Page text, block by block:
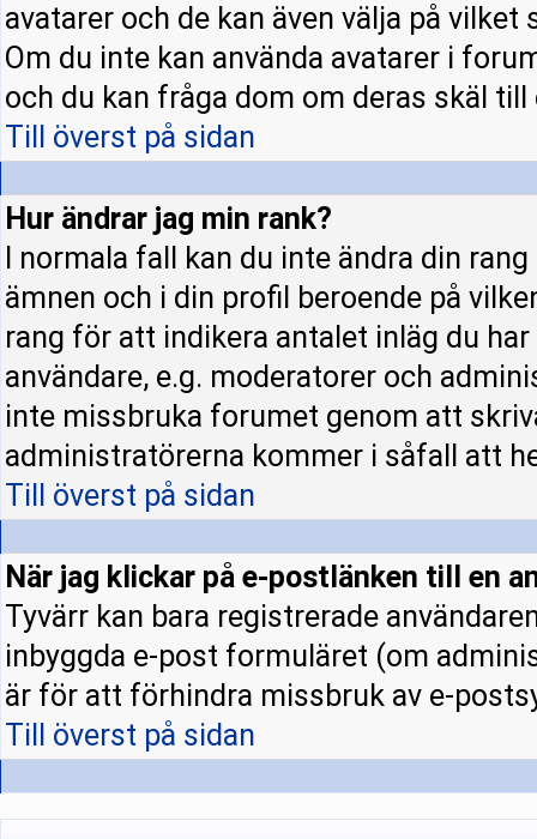
avatarer och de kan även välja på
Om du inte kan använda avatarer i
och du kan fråga dom om deras skäl
Till överst på sidan
Hur ändrar jag min rank?
I normala fall kan du inte ändra din
ämnen och i din profil beroende på
rang för att indikera antalet inläg du
användare, e.g. moderatorer och
inte missbruka forumet genom att
administratörerna kommer i såfall att
Till överst på sidan
När jag klickar på e-postlänken till en
Tyvärr kan bara registrerade
inbyggda e-post formuläret (om
är för att förhindra missbruk av e-
Till överst på sidan